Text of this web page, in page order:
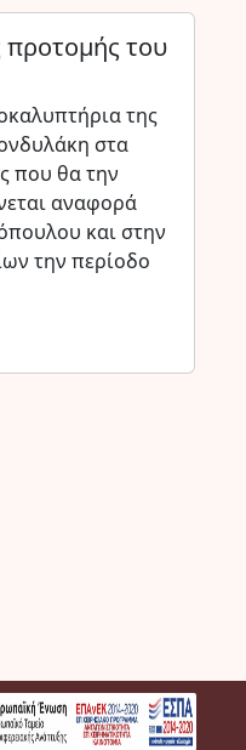
του
της
στα
που θα την
αναφορά
και στην
την περίοδο